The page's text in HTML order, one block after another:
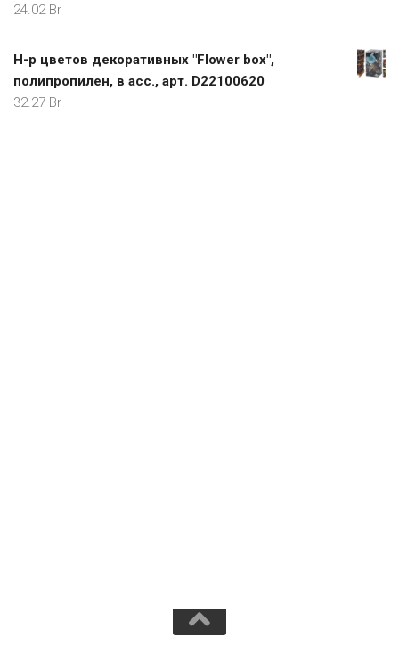
24.02 Br
Н-р цветов декоративных "Flower box",
полипропилен, в асс., арт. D22100620
32.27 Br